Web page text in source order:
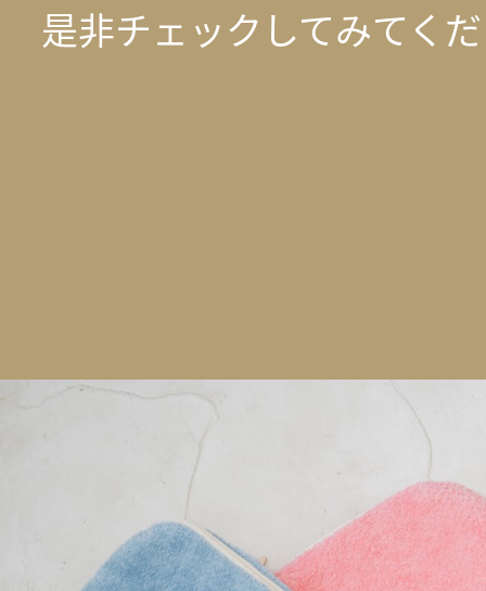
是非チェックしてみてく